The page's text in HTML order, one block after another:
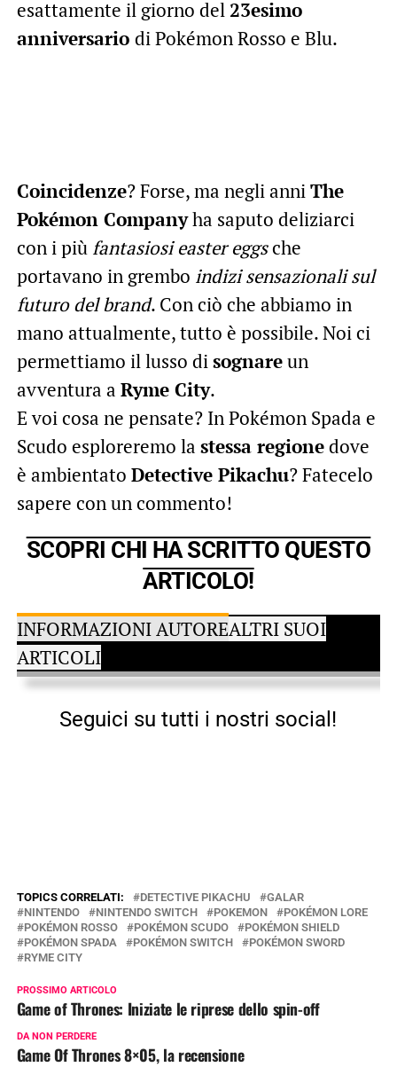
esattamente il giorno del23esimo
anniversario di Pokémon Rosso e Blu.
Coincidenze? Forse, ma negli anniThe
Pokémon Companyha saputo deliziarci
con i più fantasiosi easter eggsche
portavano in grembo indizi sensazionali sul
futuro del brand. Con ciò che abbiamo in
mano attualmente, tutto è possibile. Noi ci
permettiamo il lusso disognareun
avventura a Ryme City.
E voi cosa ne pensate? In Pokémon Spada e
Scudo esploreremo la stessa regionedove
è ambientato Detective Pikachu? Fatecelo
sapere con un commento!
SCOPRI CHI HA SCRITTO QUESTO
ARTICOLO!
INFORMAZIONI AUTOREALTRI SUOI
ARTICOLI
Seguici su tutti i nostri social!
TOPICS CORRELATI: DETECTIVE PIKACHU
GALAR
NINTENDO
NINTENDO SWITCH POKEMON
POKÉMON LORE
POKÉMON ROSSO
POKÉMON SCUDO
POKÉMON SHIELD
POKÉMON SPADA
POKÉMON SWITCH
POKÉMON SWORD
RYME CITY
PROSSIMO ARTICOLO
Game of Thrones: Iniziate le riprese dello spin-off
DA NON PERDERE
Game Of Thrones 8×05, la recensione